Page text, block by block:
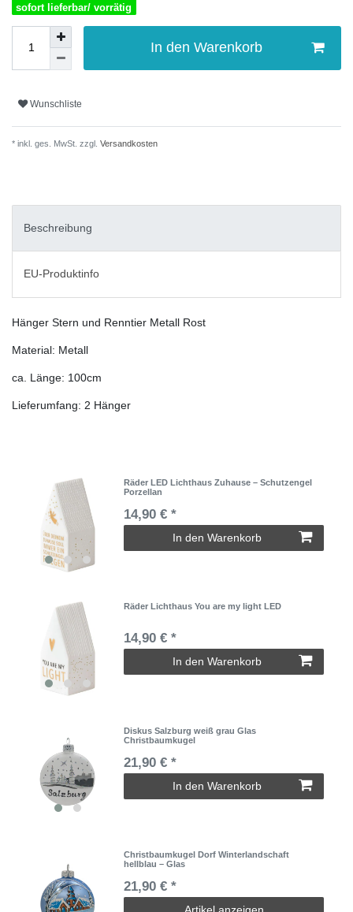
sofort lieferbar/ vorrätig
In den Warenkorb
Wunschliste
* inkl. ges. MwSt. zzgl. Versandkosten
Beschreibung
EU-Produktinfo
Hänger Stern und Renntier Metall Rost
Material: Metall
ca. Länge: 100cm
Lieferumfang: 2 Hänger
Räder LED Lichthaus Zuhause – Schutzengel
Porzellan
14,90 € *
In den Warenkorb
Räder Lichthaus You are my light LED
14,90 € *
In den Warenkorb
Diskus Salzburg weiß grau Glas
Christbaumkugel
21,90 € *
In den Warenkorb
Christbaumkugel Dorf Winterlandschaft
hellblau – Glas
21,90 € *